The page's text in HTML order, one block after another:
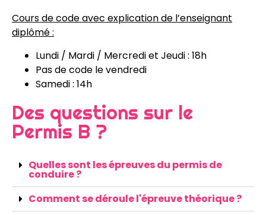
Cours de code avec explication de l’enseignant
diplômé :
Lundi / Mardi / Mercredi et Jeudi : 18h
Pas de code le vendredi
Samedi : 14h
Des questions sur le
Permis B ?
Quelles sont les épreuves du permis de
conduire ?
Comment se déroule l'épreuve théorique ?